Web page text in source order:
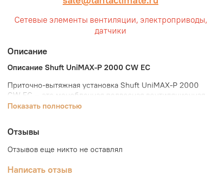
Сетевые элементы вентиляции, электроприводы,
датчики
Описание
Описание Shuft UniMAX-P 2000 CW EC
Приточно-вытяжная установка Shuft UniMAX-P 2000
CW EC — это моноблочная подвесная вентиляционная
установка, отличающееся компактностью и оснащенное
и подачи в помещения чистого и подогретого воздуха.
Очистка приточного воздуха осуществляется с помощью
EU5. Для подогрева воздуха предусмотрен водяной
Показать полностью
Отзывы
Отзывов еще никто не оставлял
Написать отзыв